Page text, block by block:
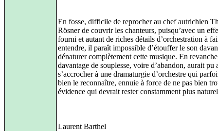
En fosse, difficile de reprocher au chef autrichien
Rösner de couvrir les chanteurs, puisqu’avec un
fourni et autant de riches détails d’orchestration à
entendre, il paraît impossible d’étouffer le son
dénaturer complètement cette musique. En
davantage de souplesse, voire d’abandon, aurait pu
s’accrocher à une dramaturgie d’orchestre qui
bien le reconnaître, ennuie à force de ne pas bien
évidence qui devrait rester constamment plus
Laurent Barthel